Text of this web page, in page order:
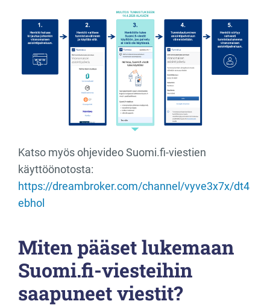
Katso myös ohjevideo Suomi.fi-viestien
käyttöönotosta:
https://dreambroker.com/channel/vyve3x7x/dt4
ebhol
Miten pääset lukemaan
Suomi.fi-viesteihin
saapuneet viestit?